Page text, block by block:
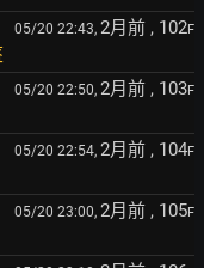
05/20 22:43, 2月前 , 102F
05/20 22:50, 2月前 , 103F
05/20 22:54, 2月前 , 104F
05/20 23:00, 2月前 , 105F